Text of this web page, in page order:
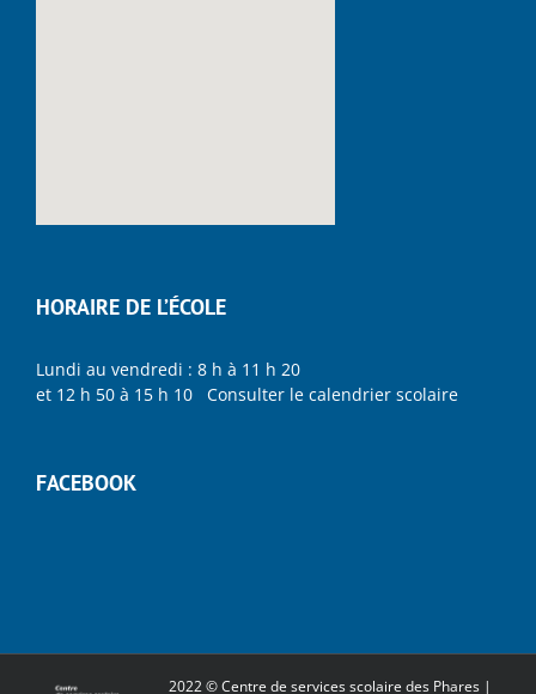
HORAIRE DE L’ÉCOLE
Lundi au vendredi : 8 h à 11 h 20
et 12 h 50 à 15 h 10 Consulter le calendrier scolaire
FACEBOOK
2022 © Centre de services scolaire des Phares |